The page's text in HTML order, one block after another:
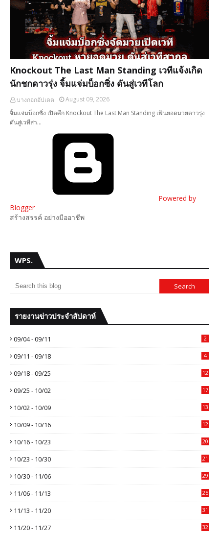
Knockout The Last Man Standing เวทีแจ้งเกิด
นักชกดาวรุ่ง จิ้มแจ่มบ็อกซิ่ง ดันสู่เวทีโลก
บางกอกอัปเดต
August 09, 2026
จิ้มแจ่มบ็อกซิ่ง เปิดศึก Knockout The Last Man Standing เฟ้นยอดมวยดาวรุ่ง
ดันสู่เวทีสา…
Powered by
Blogger
สร้างสรรค์ อย่างมืออาชีพ
WPS.
รายงานข่าวประจำสัปดาห์
09/04 - 09/11 2
09/11 - 09/18 4
09/18 - 09/25 12
09/25 - 10/02 17
10/02 - 10/09 13
10/09 - 10/16 12
10/16 - 10/23 20
10/23 - 10/30 21
10/30 - 11/06 29
11/06 - 11/13 25
11/13 - 11/20 31
11/20 - 11/27 32